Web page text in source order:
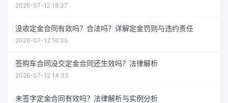
2026-07-12 18:37
没收定金合同有效吗？合法吗？详解定金罚则与违约责任
2026-07-12 16:35
签购车合同没交定金合同还生效吗？法律解析
2026-07-12 14:33
未签字定金合同有效吗？法律解析与实例分析